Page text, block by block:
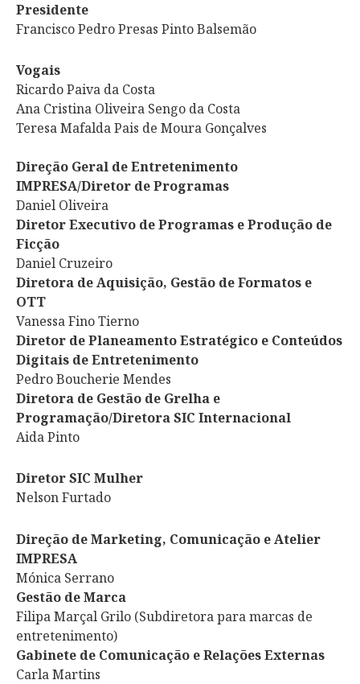
Presidente
Francisco Pedro Presas Pinto Balsemão
Vogais
Ricardo Paiva da Costa
Ana Cristina Oliveira Sengo da Costa
Teresa Mafalda Pais de Moura Gonçalves
Direção Geral de Entretenimento
IMPRESA/Diretor de Programas
Daniel Oliveira
Diretor Executivo de Programas e Produção de
Ficção
Daniel Cruzeiro
Diretora de Aquisição, Gestão de Formatos e
OTT
Vanessa Fino Tierno
Diretor de Planeamento Estratégico e Conteúdos
Digitais de Entretenimento
Pedro Boucherie Mendes
Diretora de Gestão de Grelha e
Programação/Diretora SIC Internacional
Aida Pinto
Diretor SIC Mulher
Nelson Furtado
Direção de Marketing, Comunicação e Atelier
IMPRESA
Mónica Serrano
Gestão de Marca
Filipa Marçal Grilo (Subdiretora para marcas de
entretenimento)
Gabinete de Comunicação e Relações Externas
Carla Martins